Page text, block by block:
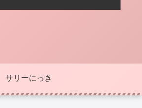
サリーにっき